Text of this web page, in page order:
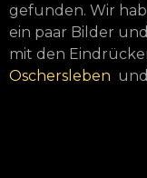
gefunden. Wir
ein paar Bilder
mit den
Oschersleben